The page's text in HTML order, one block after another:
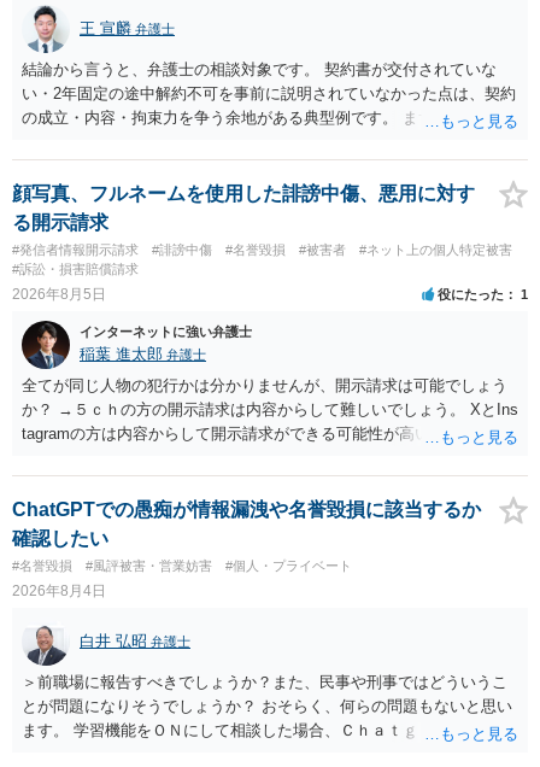
王 宣麟 弁護士
結論から言うと、弁護士の相談対象です。 契約書が交付されていな
い・2年固定の途中解約不可を事前に説明されていなかった点は、契約
の成立・内容・拘束力を争う余地がある典型例です。 まずは、運営と
みてはいかがでしょうか。 また同時並行で（もしまだされていないの
であれば）書面で退所意思の明確化はしておくべきだと考えます。
顔写真、フルネームを使用した誹謗中傷、悪用に対す
る開示請求
#発信者情報開示請求 #誹謗中傷 #名誉毀損 #被害者
#ネット上の個人特定被害
#訴訟・損害賠償請求
2026年8月5日 役にたった 1
インターネットに強い弁護士
稲葉 進太郎 弁護士
全てが同じ人物の犯行かは分かりませんが、開示請求は可能でしょう
か？ →５ｃｈの方の開示請求は内容からして難しいでしょう。 XとIns
tagramの方は内容からして開示請求ができる可能性が高いでしょう。
いでしょう。７月中にアカウントが削除されている場合、今から進め
ても失敗する可能性が高いように思われます。 相手を特定できた場
合、相手に全ての弁護士費用を負担させることは可能でしょうか？ →
訴訟外の交渉で相手方が認めれば負担させることができるでしょう。
訴訟で判決となった場合は、実際の弁護士費用が認められる場合と認
められない場合があり何ともいえないところでしょう。
ChatGPTでの愚痴が情報漏洩や名誉毀損に該当するか
確認したい
#名誉毀損 #風評被害・営業妨害 #個人・プライベート
2026年8月4日
白井 弘昭 弁護士
＞前職場に報告すべきでしょうか？また、民事や刑事ではどういうこ
とが問題になりそうでしょうか？ おそらく、何らの問題もないと思い
ます。 学習機能をＯＮにして相談した場合、Ｃｈａｔｇｐｔがｏｐｅ